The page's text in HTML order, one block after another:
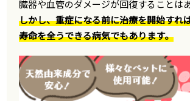
臓器や血管のダメージが回復することは
しかし、重症になる前に治療を開始すれ
寿命を全うできる病気でもあります。